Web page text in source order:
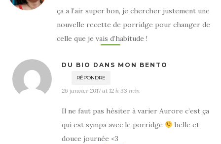
ça a l’air super bon, je chercher justement une
nouvelle recette de porridge pour changer de
celle que je vais d’habitude !
DU BIO DANS MON BENTO
RÉPONDRE
26 janvier 2017 at 12 h 33 min
Il ne faut pas hésiter à varier Aurore c’est ça
qui est sympa avec le porridge
belle et
douce journée <3